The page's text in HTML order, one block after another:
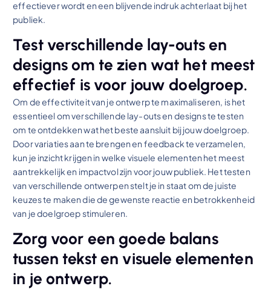
effectiever wordt en een blijvende indruk achterlaat bij het
publiek.
Test verschillende lay-outs en
designs om te zien wat het meest
effectief is voor jouw doelgroep.
Om de effectiviteit van je ontwerp te maximaliseren, is het
essentieel om verschillende lay-outs en designs te testen
om te ontdekken wat het beste aansluit bij jouw doelgroep.
Door variaties aan te brengen en feedback te verzamelen,
kun je inzicht krijgen in welke visuele elementen het meest
aantrekkelijk en impactvol zijn voor jouw publiek. Het testen
van verschillende ontwerpen stelt je in staat om de juiste
keuzes te maken die de gewenste reactie en betrokkenheid
van je doelgroep stimuleren.
Zorg voor een goede balans
tussen tekst en visuele elementen
in je ontwerp.